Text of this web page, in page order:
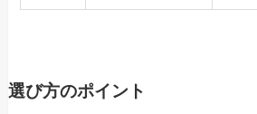
選び方のポイント